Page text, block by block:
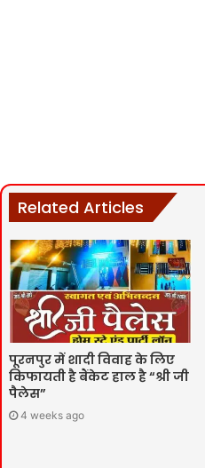
Related Articles
पूरनपुर में शादी विवाह के लिए
किफायती है बैंकेट हाल है “श्री जी
पैलेस”
4 weeks ago